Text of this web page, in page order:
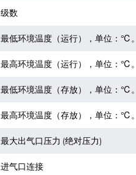
级数
最低环境温度（运行），单位：℃。
最高环境温度（运行），单位：℃。
最低环境温度（存放），单位：℃。
最高环境温度（存放），单位：℃。
最大出气口压力 (绝对压力)
进气口连接